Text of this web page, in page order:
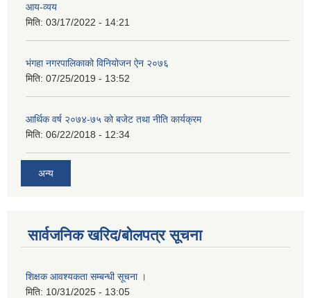
आय-व्यय
मिति: 03/17/2022 - 14:21
भंगहा नगरपालिकाको विनियोजन ऐन २०७६
मिति: 07/25/2019 - 13:52
आर्थिक वर्ष २०७४-७५ को बजेट तथा नीति कार्यक्रम
मिति: 06/22/2018 - 12:34
अन्य
सार्वजनिक खरिद/बोलपत्र सूचना
शिक्षक आवश्यकता सम्बन्धी सूचना ।
मिति: 10/31/2025 - 13:05